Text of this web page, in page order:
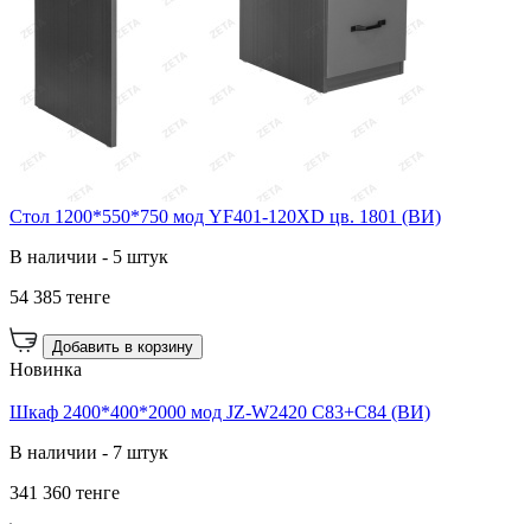
Стол 1200*550*750 мод YF401-120XD цв. 1801 (ВИ)
В наличии - 5 штук
54 385 тенге
Добавить в корзину
Новинка
Шкаф 2400*400*2000 мод JZ-W2420 C83+C84 (ВИ)
В наличии - 7 штук
341 360 тенге